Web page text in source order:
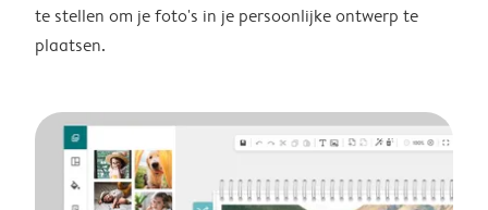
te stellen om je foto's in je persoonlijke ontwerp te
plaatsen.